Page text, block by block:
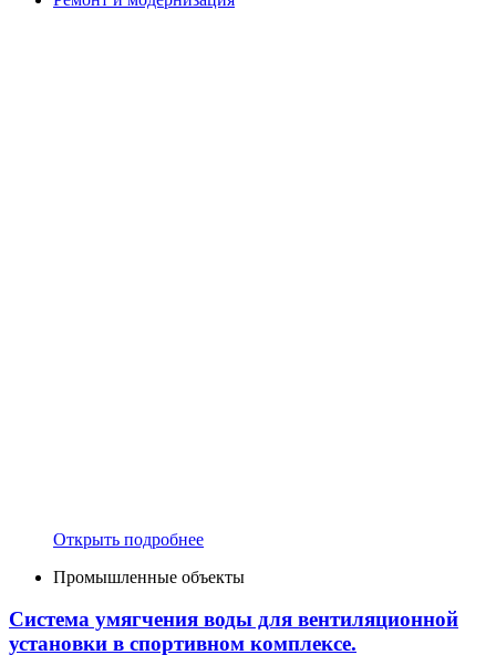
Открыть подробнее
Промышленные объекты
Система умягчения воды для вентиляционной
установки в спортивном комплексе.